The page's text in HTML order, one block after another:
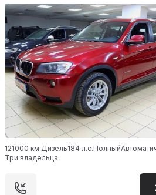
121000 км.Дизель184 л.с.Полный
Три владельца